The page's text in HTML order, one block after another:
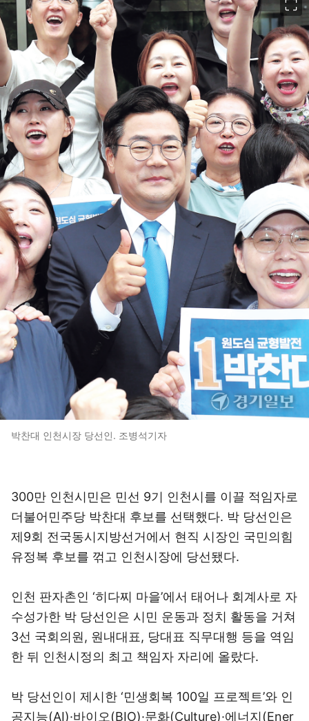
박찬대 인천시장 당선인. 조병석기자
300만 인천시민은 민선 9기 인천시를 이끌 적임자로
더불어민주당 박찬대 후보를 선택했다. 박 당선인은
제9회 전국동시지방선거에서 현직 시장인 국민의힘
유정복 후보를 꺾고 인천시장에 당선됐다.
인천 판자촌인 ‘히다찌 마을’에서 태어나 회계사로 자
수성가한 박 당선인은 시민 운동과 정치 활동을 거쳐
3선 국회의원, 원내대표, 당대표 직무대행 등을 역임
한 뒤 인천시정의 최고 책임자 자리에 올랐다.
박 당선인이 제시한 ‘민생회복 100일 프로젝트’와 인
공지능(AI)·바이오(BIO)·문화(Culture)·에너지(Ener